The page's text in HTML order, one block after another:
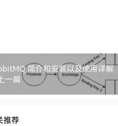
简介和安装以及使用详解
一篇
推荐